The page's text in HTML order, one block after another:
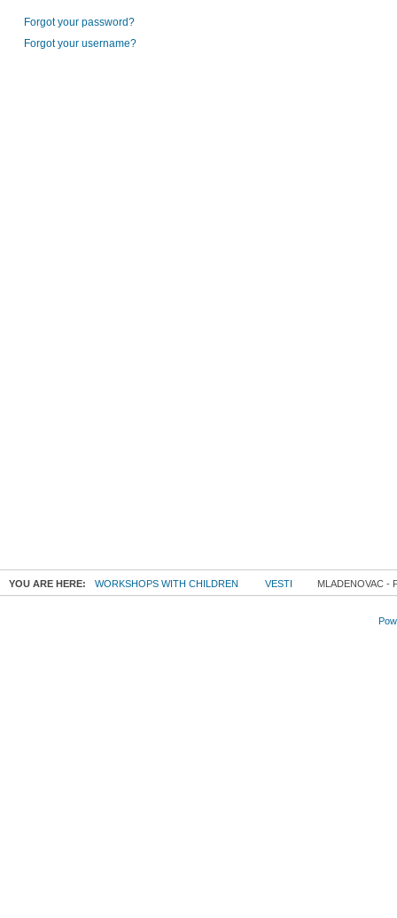
Forgot your password?
Forgot your username?
YOU ARE HERE: WORKSHOPS WITH CHILDREN VESTI MLADENOVAC -